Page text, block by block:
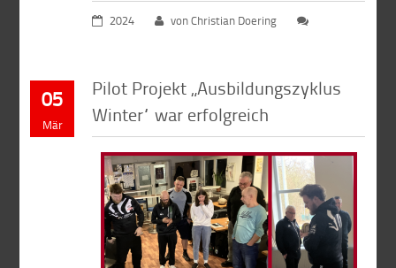
2024 von Christian Doering
05
Mär
Pilot Projekt „Ausbildungszyklus
Winter“ war erfolgreich